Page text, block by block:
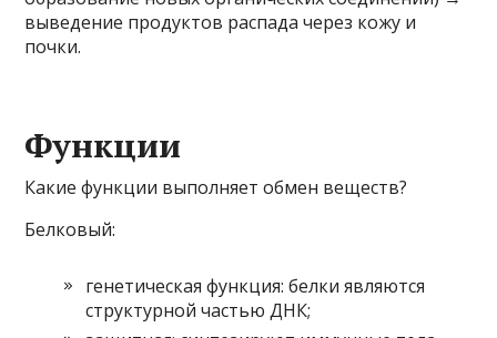
выведение продуктов распада через кожу и
почки.
Функции
Какие функции выполняет обмен веществ?
Белковый:
генетическая функция: белки являются
структурной частью ДНК;